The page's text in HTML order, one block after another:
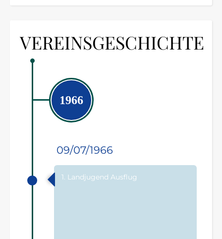
VEREINSGESCHICHTE
1966
09/07/1966
1. Landjugend Ausflug